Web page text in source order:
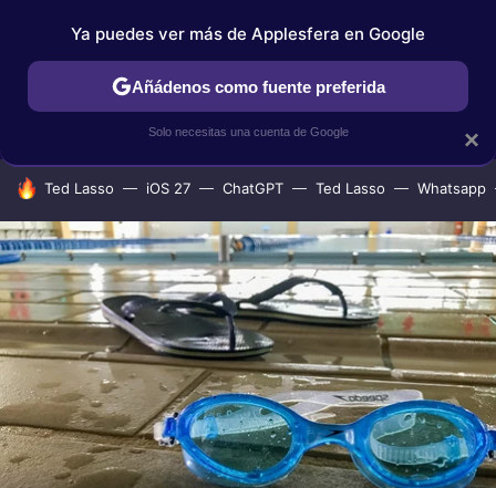
IPHONE TUTORIALES APPLESFERA SELECCIÓN
HOY SE HABLA DE
Ted Lasso iOS 27 ChatGPT Ted Lasso Whatsapp
×
Ya puedes ver más de Applesfera en Google
Añádenos como fuente preferida
Solo necesitas una cuenta de Google